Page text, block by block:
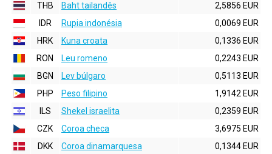
THB
Baht tailandês
2,5856 EUR
IDR
Rupia indonésia
0,0069 EUR
HRK
Kuna croata
0,1336 EUR
RON
Leu romeno
0,2243 EUR
BGN
Lev búlgaro
0,5113 EUR
PHP
Peso filipino
1,9142 EUR
ILS
Shekel israelita
0,2359 EUR
CZK
Coroa checa
3,6975 EUR
DKK
Coroa dinamarquesa 0,1344 EUR